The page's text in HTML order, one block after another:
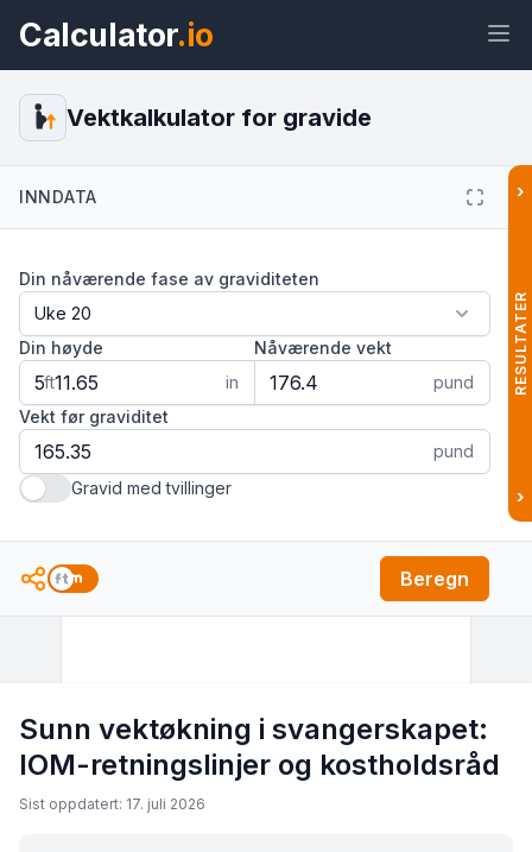
Calculator.io
Forhåndsvisning Vektkalkulator for
gravide Widget
Vektkalkulator for gravide
INNDATA
Din nåværende fase av graviditeten
Din høyde
ft
in
Nåværende vekt
pund
Vekt før graviditet
pund
Gravid med tvillinger
Beregn
›
RESULTATER
›
Sunn vektøkning i svangerskapet:
IOM-retningslinjer og kostholdsråd
Sist oppdatert: 17. juli 2026